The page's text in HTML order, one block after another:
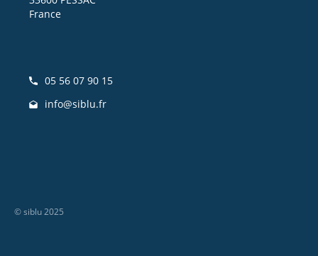
France
05 56 07 90 15
info@siblu.fr
© siblu 2025